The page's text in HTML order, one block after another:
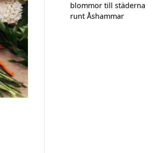
blommor till städerna
runt Åshammar